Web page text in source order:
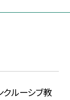
ルーシブ教